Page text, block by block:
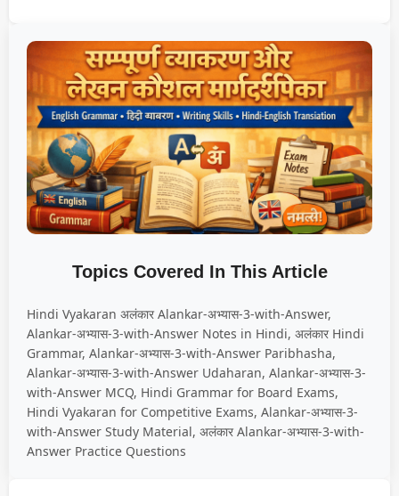
Topics Covered In This Article
Hindi Vyakaran अलंकार Alankar-अभ्यास-3-with-Answer,
Alankar-अभ्यास-3-with-Answer Notes in Hindi, अलंकार Hindi
Grammar, Alankar-अभ्यास-3-with-Answer Paribhasha,
Alankar-अभ्यास-3-with-Answer Udaharan, Alankar-अभ्यास-3-
with-Answer MCQ, Hindi Grammar for Board Exams,
Hindi Vyakaran for Competitive Exams, Alankar-अभ्यास-3-
with-Answer Study Material, अलंकार Alankar-अभ्यास-3-with-
Answer Practice Questions